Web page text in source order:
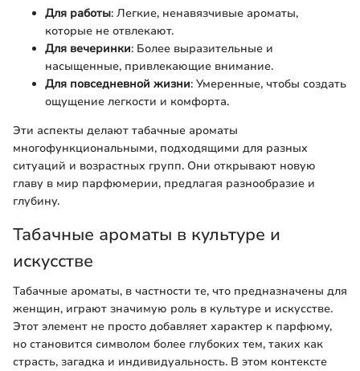
Для работы: Легкие, ненавязчивые ароматы,
которые не отвлекают.
Для вечеринки: Более выразительные и
насыщенные, привлекающие внимание.
Для повседневной жизни: Умеренные, чтобы создать
ощущение легкости и комфорта.
Эти аспекты делают табачные ароматы
многофункциональными, подходящими для разных
ситуаций и возрастных групп. Они открывают новую
главу в мир парфюмерии, предлагая разнообразие и
глубину.
Табачные ароматы в культуре и
искусстве
Табачные ароматы, в частности те, что предназначены для
женщин, играют значимую роль в культуре и искусстве.
Этот элемент не просто добавляет характер к парфюму,
но становится символом более глубоких тем, таких как
страсть, загадка и индивидуальность. В этом контексте